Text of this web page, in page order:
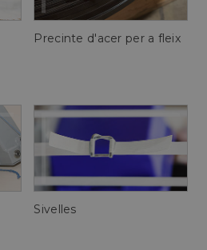
Precinte d'acer per a fleix
Sivelles